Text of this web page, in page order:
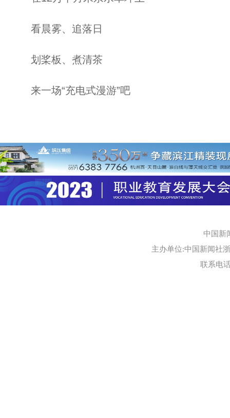
看晨雾、追落日
划桨板、煮清茶
来一场“充电式漫游”吧
中国新
主办单位:中国新闻社
联系电